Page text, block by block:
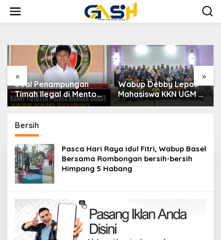
konten
« »
Soal Penampungan
Timah Ilegal di Mentok,
Kanit Tipidter Polres
Kami Selidik
Wabup Debby Lepas
Mahasiswa KKN UGM di
Desa Sumber Jaya
Bersih
Pasca Hari Raya idul Fitri, Wabup Basel
Bersama Rombongan bersih-bersih
Himpang 5 Habang